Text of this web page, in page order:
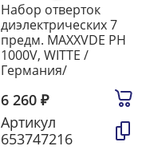
Набор отверток
диэлектрических 7
предм. MAXXVDE PH
1000V, WITTE /
Германия/
6 260 ₽
Артикул
653747216